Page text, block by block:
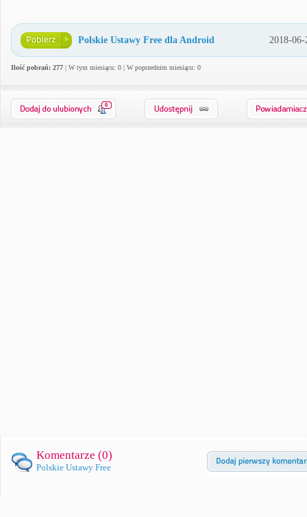
Polskie Ustawy Free dla Android 2018-06-
Ilość pobrań: 277 | W tym miesiącu: 0 | W poprzednim miesiącu: 0
0
Komentarze (0)
Polskie Ustawy Free